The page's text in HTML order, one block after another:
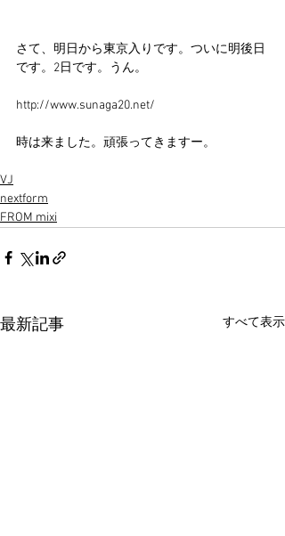
さて、明日から東京入りです。ついに明後日
です。2日です。うん。
http://www.sunaga20.net/
時は来ました。頑張ってきますー。
VJ
nextform
FROM mixi
最新記事 すべて表示